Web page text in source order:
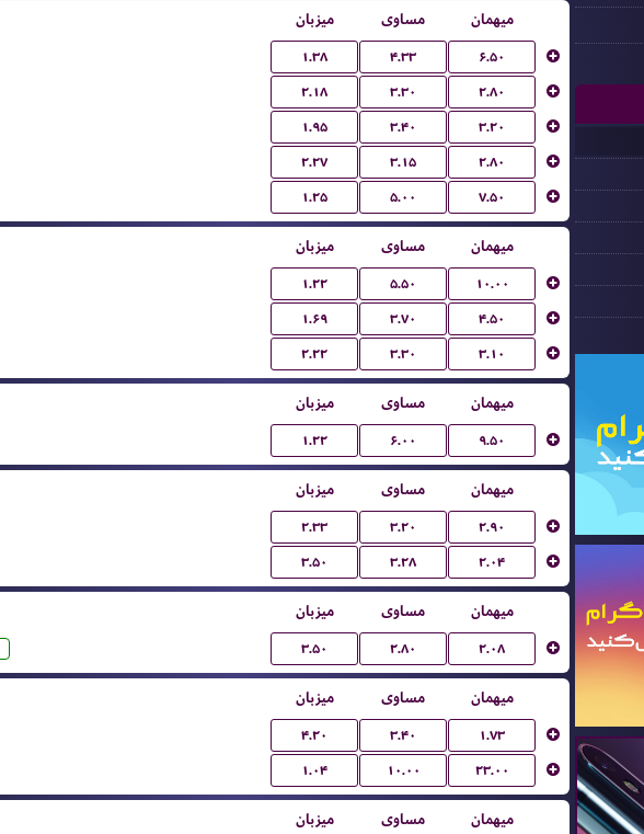
میزبان مساوی میهمان
۱.۳۸ ۴.۳۳ ۶.۵۰
۲.۱۸ ۳.۳۰ ۲.۸۰
۱.۹۵ ۳.۴۰ ۳.۲۰
۲.۲۷ ۳.۱۵ ۲.۸۰
۱.۲۵ ۵.۰۰
۷.۵۰
میزبان مساوی میهمان
۱.۲۲ ۵.۵۰ ۱۰.۰۰
۱.۶۹ ۳.۷۰ ۴.۵۰
۲.۲۲ ۳.۳۰
۳.۱۰
میزبان مساوی میهمان
۱.۲۲ ۶.۰۰
۹.۵۰
میزبان مساوی میهمان
۲.۳۳ ۳.۲۰ ۲.۹۰
۳.۵۰ ۳.۲۸
۲.۰۴
میزبان مساوی میهمان
۳.۵۰ ۲.۸۰
۲.۰۸
میزبان مساوی میهمان
۴.۲۰ ۳.۴۰ ۱.۷۳
۱.۰۴ ۱۰.۰۰
۲۳.۰۰
میزبان مساوی میهمان